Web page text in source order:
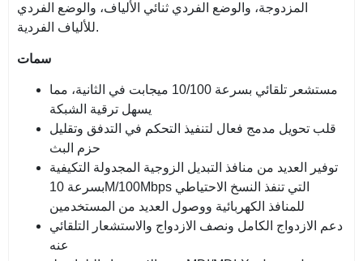
المزدوجة، والوضع الفردي ثنائي الألياف، والوضع الفردي
للألياف الفردية.
سمات
مستشعر تلقائي بسرعة 10/100 ميجابت في الثانية، مما
قلب تحويل مدمج فعال لتنفيذ التحكم في التدفق وتقليل
حزم البث
توفير العديد من منافذ التبديل الزوجية المجدولة التكيفية
بسرعة 10M/100Mbps التي تنفذ النسخ الاحتياطي
دعم الازدواج الكامل ونصف الازدواج والاستشعار التلقائي
عنه